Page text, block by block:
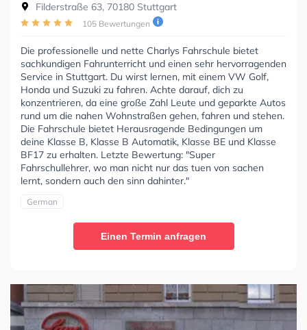
Filderstraße 63, 70180 Stuttgart
105 Bewertungen
Die professionelle und nette Charlys Fahrschule bietet
sachkundigen Fahrunterricht und einen sehr hervorragenden
Service in Stuttgart. Du wirst lernen, mit einem VW Golf,
Honda und Suzuki zu fahren. Achte darauf, dich zu
konzentrieren, da eine große Zahl Leute und geparkte Autos
rund um die nahen Wohnstraßen gehen, fahren und stehen.
Die Fahrschule bietet Herausragende Bedingungen um
deine Klasse B, Klasse B Automatik, Klasse BE und Klasse
BF17 zu erhalten. Letzte Bewertung: "Super
Fahrschullehrer, wo man nicht nur das tuen von sachen
lernt, sondern auch den sinn dahinter."
German
Einen Termin anfragen